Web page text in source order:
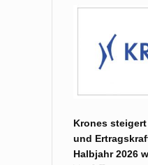
Krones
und
Halbjahr 2026